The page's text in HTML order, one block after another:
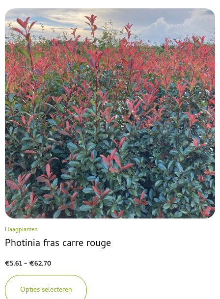
Haagplanten
Photinia fras carre rouge
€5.61-€62.70
Opties selecteren